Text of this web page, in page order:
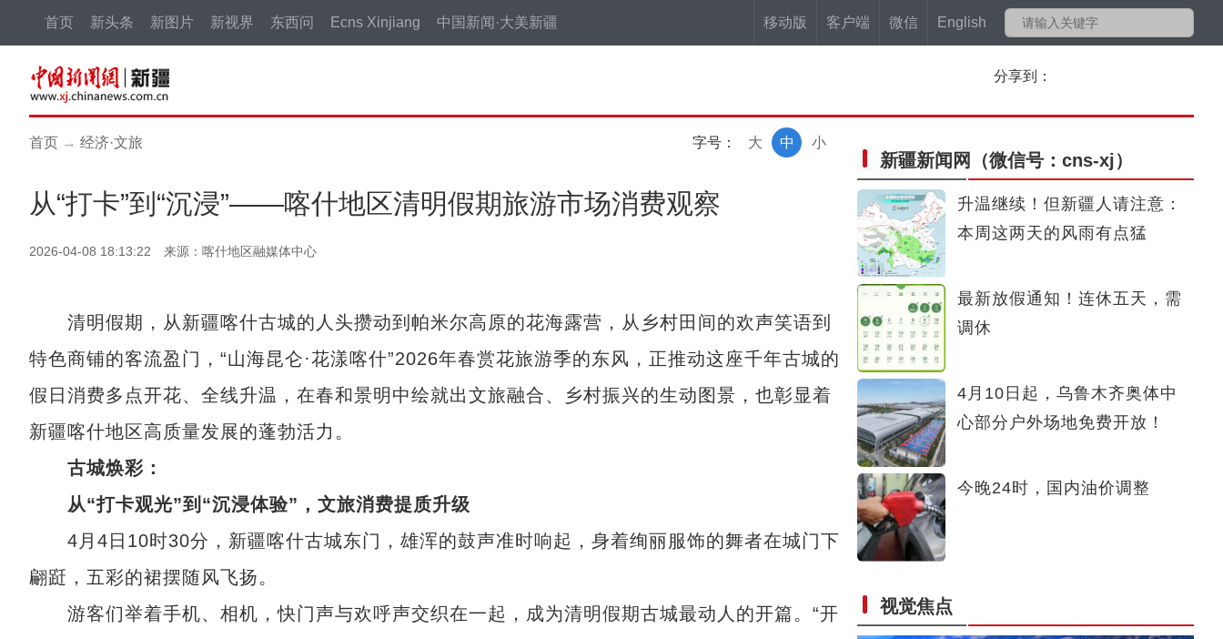
移动版 客户端 微信 English
首页 新头条 新图片 新视界 东西问 Ecns Xinjiang 中国新闻·大美新疆
分享到：
首页 → 经济·文旅 字号： 小
中
大
从“打卡”到“沉浸”——喀什地区清明假期旅游市场消费观察
2026-04-08 18:13:22 来源：喀什地区融媒体中心
清明假期，从新疆喀什古城的人头攒动到帕米尔高原的花海露营，从乡村田间的欢声笑语到
特色商铺的客流盈门，“山海昆仑·花漾喀什”2026年春赏花旅游季的东风，正推动这座千年古城的
假日消费多点开花、全线升温，在春和景明中绘就出文旅融合、乡村振兴的生动图景，也彰显着
新疆喀什地区高质量发展的蓬勃活力。
古城焕彩：
从“打卡观光”到“沉浸体验”，文旅消费提质升级
4月4日10时30分，新疆喀什古城东门，雄浑的鼓声准时响起，身着绚丽服饰的舞者在城门下
翩跹，五彩的裙摆随风飞扬。
游客们举着手机、相机，快门声与欢呼声交织在一起，成为清明假期古城最动人的开篇。“开
新疆新闻网 （微信号：cns-xj）
升温继续！但新疆人请注意：
本周这两天的风雨有点猛
最新放假通知！连休五天，需
调休
4月10日起，乌鲁木齐奥体中
心部分户外场地免费开放！
今晚24时，国内油价调整
视觉焦点
清澈的爱 只为中国 新疆女校长带140名贵州孩子到天安门
看升旗
大美边疆看我家 | 艾兰盐湖：地处戈壁深处的“大漠银海”